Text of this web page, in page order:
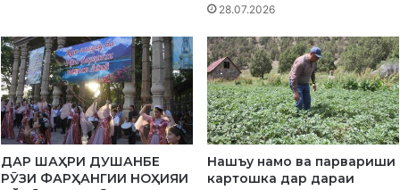
Т
"
Д
А
Р
Н
О
Ҳ
28.07.2026
ДАР ШАҲРИ ДУШАНБЕ
РӮЗИ ФАРҲАНГИИ НОҲИЯИ
Нашъу намо ва парвариши
картошка дар дараи